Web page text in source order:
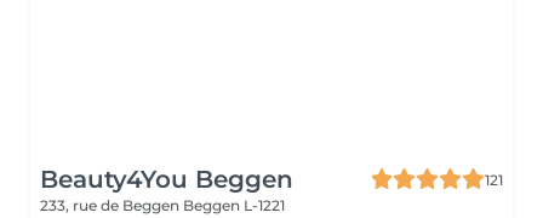
Beauty4You Beggen
121
233, rue de Beggen Beggen L-1221